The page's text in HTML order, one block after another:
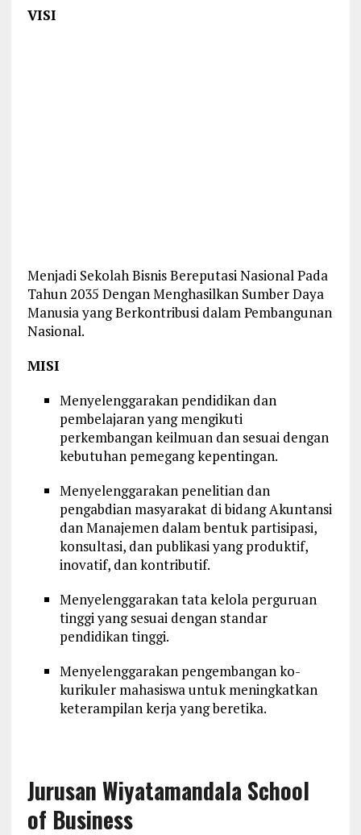
VISI
Menjadi Sekolah Bisnis Bereputasi Nasional Pada
Tahun 2035 Dengan Menghasilkan Sumber Daya
Manusia yang Berkontribusi dalam Pembangunan
Nasional.
MISI
Menyelenggarakan pendidikan dan
pembelajaran yang mengikuti
perkembangan keilmuan dan sesuai dengan
kebutuhan pemegang kepentingan.
Menyelenggarakan penelitian dan
pengabdian masyarakat di bidang Akuntansi
dan Manajemen dalam bentuk partisipasi,
konsultasi, dan publikasi yang produktif,
inovatif, dan kontributif.
Menyelenggarakan tata kelola perguruan
tinggi yang sesuai dengan standar
pendidikan tinggi.
Menyelenggarakan pengembangan ko-
kurikuler mahasiswa untuk meningkatkan
keterampilan kerja yang beretika.
Jurusan Wiyatamandala School
of Business